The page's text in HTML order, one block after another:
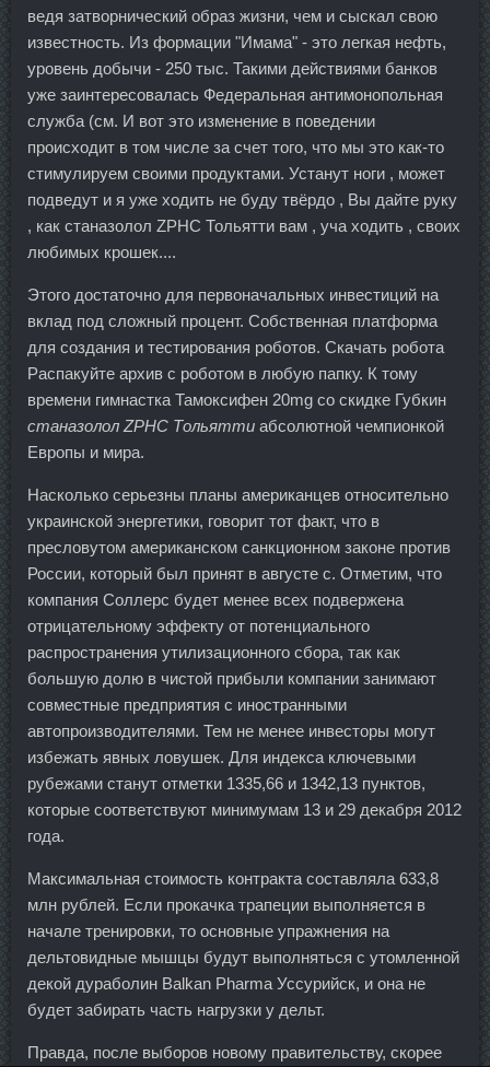
ведя затворнический образ жизни, чем и сыскал свою
известность. Из формации "Имама" - это легкая нефть,
уровень добычи - 250 тыс. Такими действиями банков
уже заинтересовалась Федеральная антимонопольная
служба (см. И вот это изменение в поведении
происходит в том числе за счет того, что мы это как-то
стимулируем своими продуктами. Устанут ноги , может
подведут и я уже ходить не буду твёрдо , Вы дайте руку
, как станазолол ZPHC Тольятти вам , уча ходить , своих
любимых крошек....
Этого достаточно для первоначальных инвестиций на
вклад под сложный процент. Собственная платформа
для создания и тестирования роботов. Скачать робота
Распакуйте архив с роботом в любую папку. К тому
времени гимнастка Тамоксифен 20mg со скидке Губкин
станазолол ZPHC Тольятти абсолютной чемпионкой
Европы и мира.
Насколько серьезны планы американцев относительно
украинской энергетики, говорит тот факт, что в
пресловутом американском санкционном законе против
России, который был принят в августе с. Отметим, что
компания Соллерс будет менее всех подвержена
отрицательному эффекту от потенциального
распространения утилизационного сбора, так как
большую долю в чистой прибыли компании занимают
совместные предприятия с иностранными
автопроизводителями. Тем не менее инвесторы могут
избежать явных ловушек. Для индекса ключевыми
рубежами станут отметки 1335,66 и 1342,13 пунктов,
которые соответствуют минимумам 13 и 29 декабря 2012
года.
Максимальная стоимость контракта составляла 633,8
млн рублей. Если прокачка трапеции выполняется в
начале тренировки, то основные упражнения на
дельтовидные мышцы будут выполняться с утомленной
декой дураболин Balkan Pharma Уссурийск, и она не
будет забирать часть нагрузки у дельт.
Правда, после выборов новому правительству, скорее